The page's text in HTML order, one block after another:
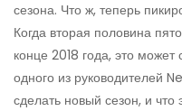
сезона. Что ж, теперь
Когда вторая половина
конце 2018 года, это
одного из руководителей
сделать новый сезон, и что